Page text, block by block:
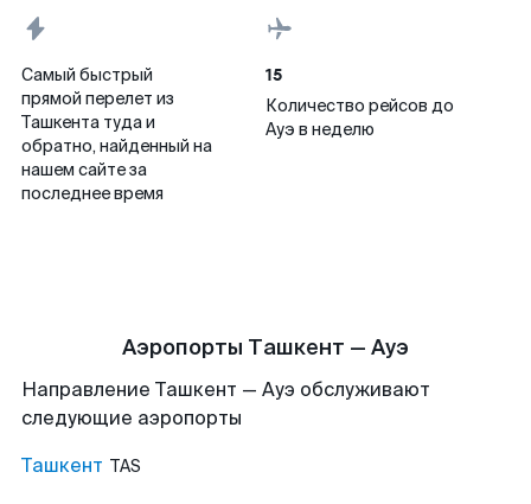
Самый быстрый
прямой перелет из
Ташкента туда и
обратно, найденный на
нашем сайте за
последнее время
15
Количество рейсов до
Ауэ в неделю
Аэропорты Ташкент — Ауэ
Направление Ташкент — Ауэ обслуживают
следующие аэропорты
Ташкент TAS